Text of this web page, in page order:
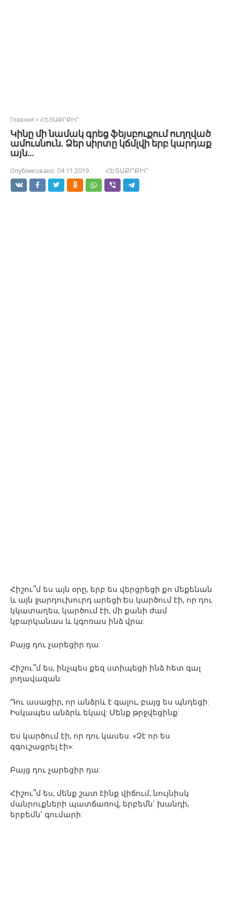
Главная » ՀԵՏԱՔՐՔԻՐ
Կինը մի նամակ գրեց ֆեյսբուքում ուղղված
ամուսնուն. Ձեր սիրտը կճմլվի երբ կարդաք
այն…
Опубликовано: 04.11.2019 ՀԵՏԱՔՐՔԻՐ
Հիշու՞մ ես այն օրը, երբ ես վերցրեցի քո մեքենան
և այն ջարդուխուրդ արեցի:Ես կարծում էի, որ դու
կկատաղես, կարծում էի, մի քանի ժամ
կբարկանաս և կգոռաս ինձ վրա:
Բայց դու չարեցիր դա:
Հիշու՞մ ես, ինչպես քեզ ստիպեցի ինձ հետ գալ
լողավազան:
Դու ասացիր, որ անձրև է գալու, բայց ես պնդեցի:
Իսկապես անձրև եկավ: Մենք թրջվեցինք:
Ես կարծում էի, որ դու կասես. «Չէ որ ես
զգուշացրել էի»:
Բայց դու չարեցիր դա:
Հիշու՞մ ես, մենք շատ էինք վիճում, նույնիսկ
մանրուքների պատճառով, երբեմն՝ խանդի,
երբեմն՝ գումարի: